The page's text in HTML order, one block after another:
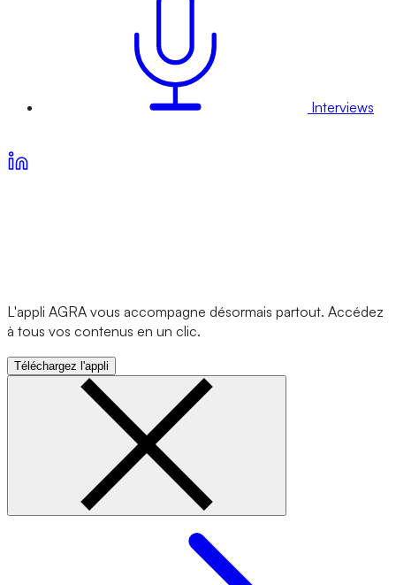
Interviews
L'appli AGRA vous accompagne désormais partout. Accédez
à tous vos contenus en un clic.
Téléchargez l'appli